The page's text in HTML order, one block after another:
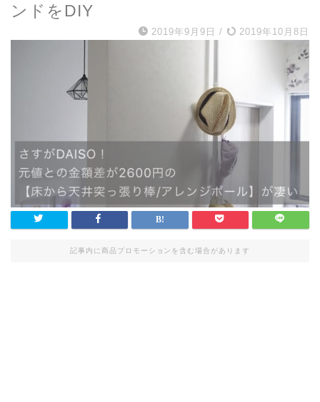
ンドをDIY
2019年9月9日 / 2019年10月8日
記事内に商品プロモーションを含む場合があります